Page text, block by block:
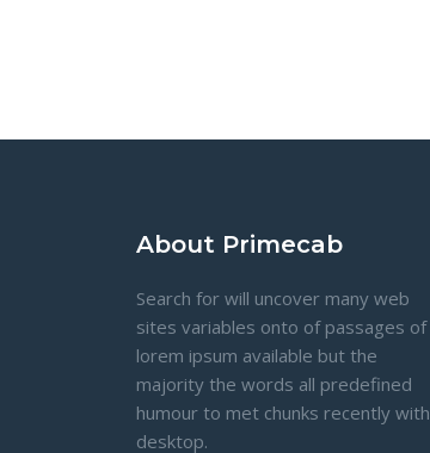
About Primecab
Search for will uncover many web
sites variables onto of passages of
lorem ipsum available but the
majority the words all predefined
humour to met chunks recently with
desktop.